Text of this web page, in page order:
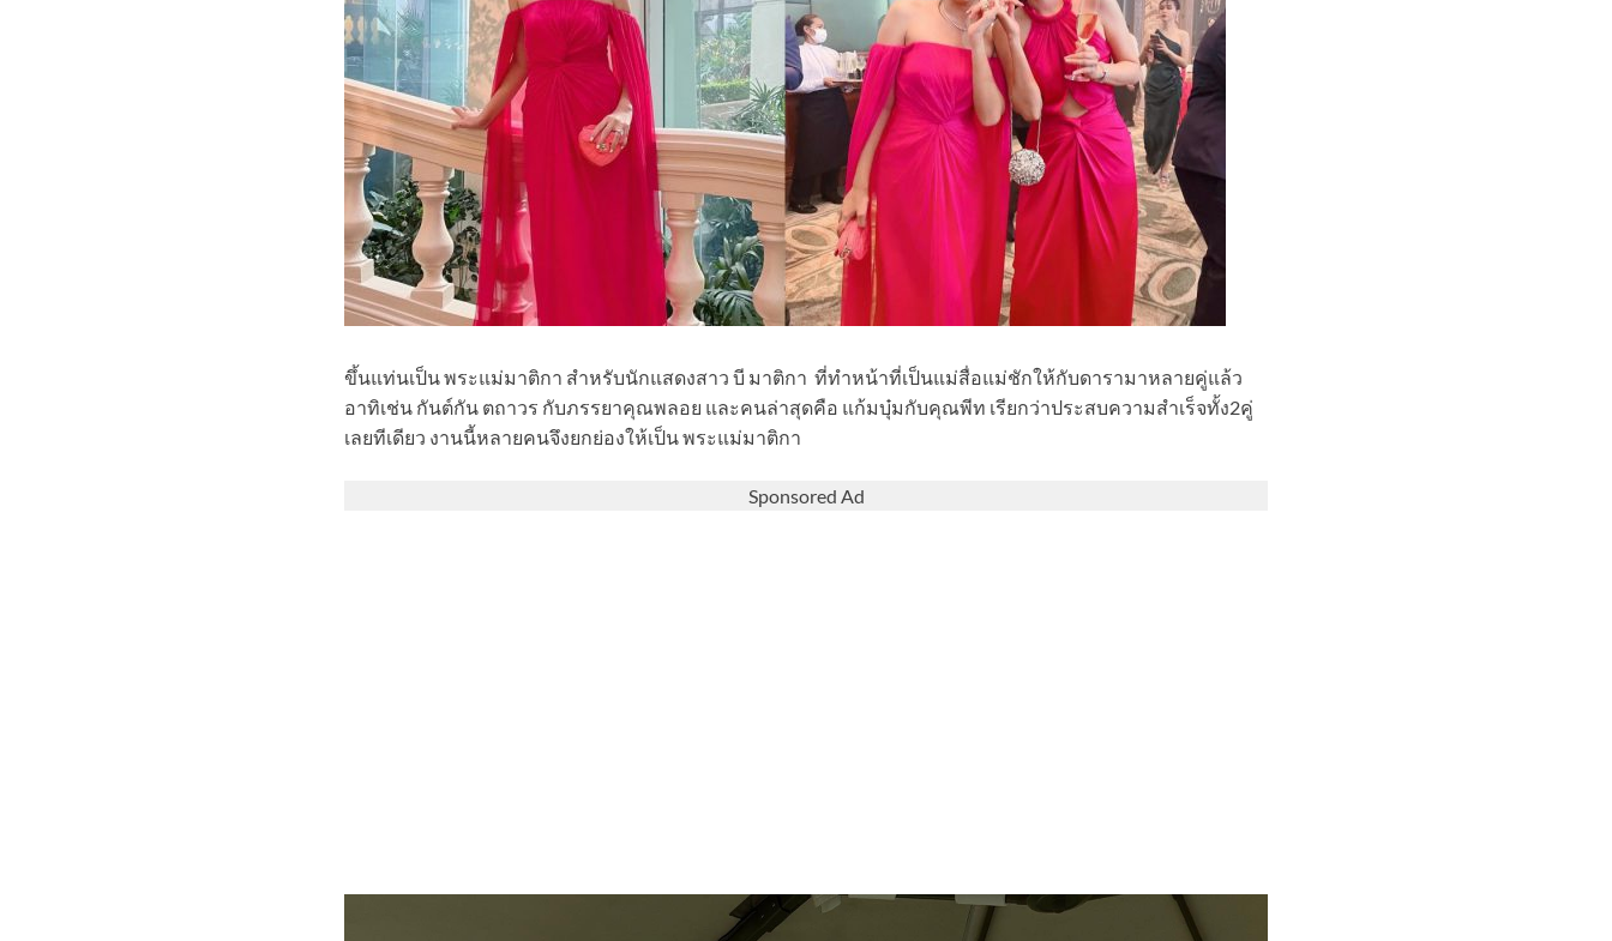
ขึ้นแท่นเป็น พระแม่มาติกา สำหรับนักแสดงสาว บี มาติกา ที่ทำหน้าที่เป็นแม่สื่อแม่ชักให้กับดารามาหลายคู่แล้ว
อาทิเช่น กันต์กัน ตถาวร กับภรรยาคุณพลอย และคนล่าสุดคือ แก้มบุ๋มกับคุณพีท เรียกว่าประสบความสำเร็จทั้ง2คู่
เลยทีเดียว งานนี้หลายคนจึงยกย่องให้เป็น พระแม่มาติกา
Sponsored Ad